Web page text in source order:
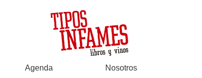
Agenda Nosotros